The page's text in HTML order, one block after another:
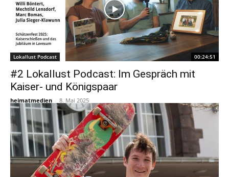
Lokallust Podcast 00:24:51
#2 Lokallust Podcast: Im Gespräch mit
Kaiser- und Königspaar
heimatmedien - 8. Mai 2025